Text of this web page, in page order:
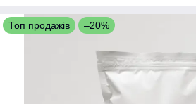
Топ продажів –20%